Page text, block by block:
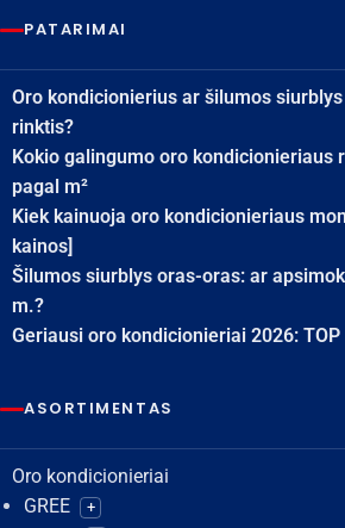
PATARIMAI
Oro kondicionierius ar šilumos
rinktis?
Kokio galingumo oro kondicionieriaus
pagal m²
Kiek kainuoja oro kondicionieriaus
kainos]
Šilumos siurblys oras-oras: ar
m.?
Geriausi oro kondicionieriai 2026:
ASORTIMENTAS
Oro kondicionieriai
GREE
+